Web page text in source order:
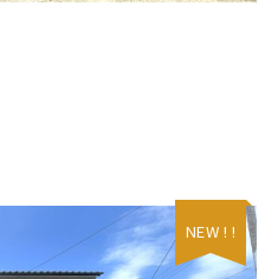
NEW ! !